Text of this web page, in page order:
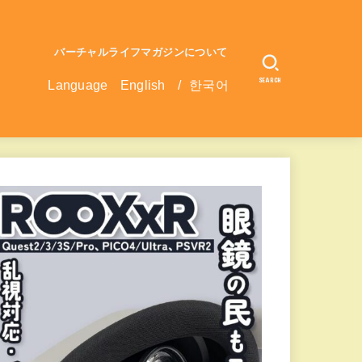
バーチャルライフマガジンについて
Language English / 한국어 SEARCH